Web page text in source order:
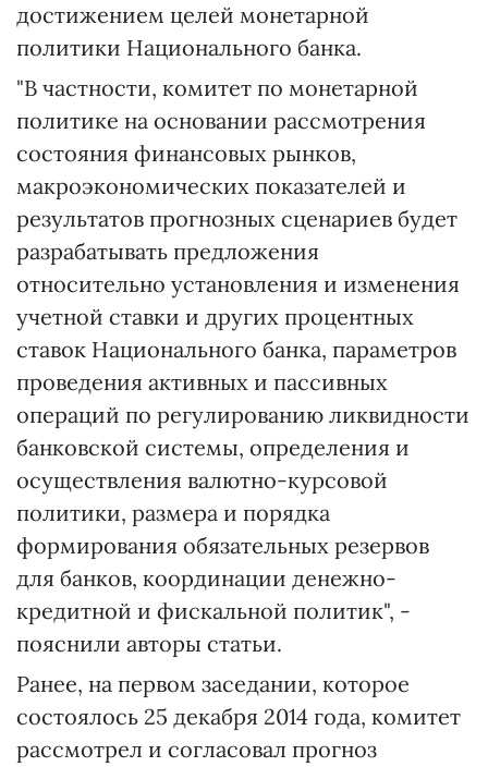
достижением целей монетарной
политики Национального банка.
"В частности, комитет по монетарной
политике на основании рассмотрения
состояния финансовых рынков,
макроэкономических показателей и
результатов прогнозных сценариев будет
разрабатывать предложения
относительно установления и изменения
учетной ставки и других процентных
ставок Национального банка, параметров
проведения активных и пассивных
операций по регулированию ликвидности
банковской системы, определения и
осуществления валютно-курсовой
политики, размера и порядка
формирования обязательных резервов
для банков, координации денежно-
кредитной и фискальной политик", -
пояснили авторы статьи.
Ранее, на первом заседании, которое
состоялось 25 декабря 2014 года, комитет
рассмотрел и согласовал прогноз